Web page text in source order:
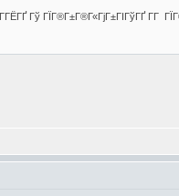
Гў ГЇГ®Г±Г®Г«ГјГ±ГІГўГҐ Г­Г